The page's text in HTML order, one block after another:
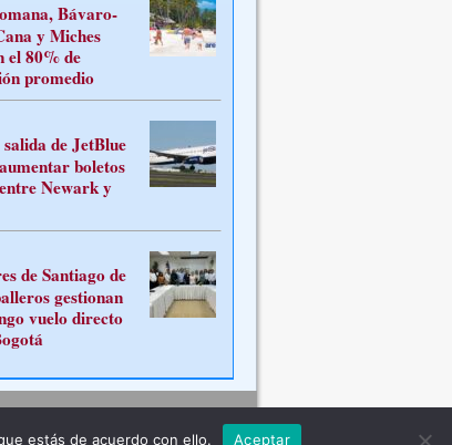
Bávaro-
y Miches
el 80% de
promedio
de JetBlue
boletos
Newark y
de Santiago de
gestionan
vuelo directo
estás de acuerdo con ello. Aceptar